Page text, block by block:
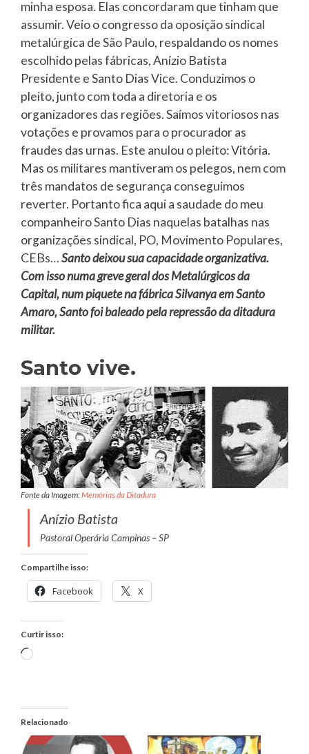
minha esposa. Elas concordaram que tinham que
assumir. Veio o congresso da oposição sindical
metalúrgica de São Paulo, respaldando os nomes
escolhido pelas fábricas, Anízio Batista
Presidente e Santo Dias Vice. Conduzimos o
pleito, junto com toda a diretoria e os
organizadores das regiões. Saímos vitoriosos nas
votações e provamos para o procurador as
fraudes das urnas. Este anulou o pleito: Vitória.
Mas os militares mantiveram os pelegos, nem com
três mandatos de segurança conseguimos
reverter. Portanto fica aqui a saudade do meu
companheiro Santo Dias naquelas batalhas nas
organizações sindical, PO, Movimento Populares,
CEBs…Santo deixou sua capacidade organizativa.
Com isso numa greve geral dos Metalúrgicos da
Capital, num piquete na fábrica Silvanya em Santo
Amaro, Santo foi baleado pela repressão da ditadura
militar.
Santo vive.
Fonte da Imagem:Memórias da Ditadura
Anízio Batista
Pastoral Operária Campinas – SP
Compartilhe isso:
Facebook X
Curtir isso:
Carregando...
Relacionado